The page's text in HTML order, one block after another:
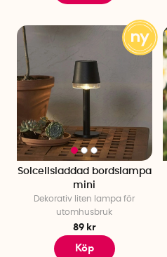
Solcellsladdad bordslampa
mini
Dekorativ liten lampa för
utomhusbruk
89 kr
Köp